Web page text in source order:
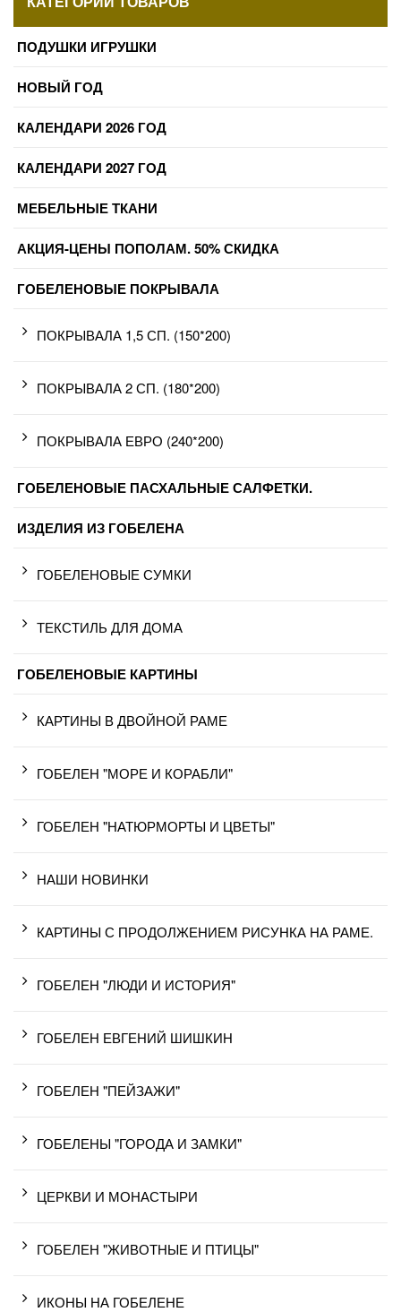
ПОДУШКИ ИГРУШКИ
НОВЫЙ ГОД
КАЛЕНДАРИ 2026 ГОД
КАЛЕНДАРИ 2027 ГОД
МЕБЕЛЬНЫЕ ТКАНИ
АКЦИЯ-ЦЕНЫ ПОПОЛАМ. 50% СКИДКА
ГОБЕЛЕНОВЫЕ ПОКРЫВАЛА
ПОКРЫВАЛА 1,5 СП. (150*200)
ПОКРЫВАЛА 2 СП. (180*200)
ПОКРЫВАЛА ЕВРО (240*200)
ГОБЕЛЕНОВЫЕ ПАСХАЛЬНЫЕ САЛФЕТКИ.
ИЗДЕЛИЯ ИЗ ГОБЕЛЕНА
ГОБЕЛЕНОВЫЕ СУМКИ
ТЕКСТИЛЬ ДЛЯ ДОМА
ГОБЕЛЕНОВЫЕ КАРТИНЫ
КАРТИНЫ В ДВОЙНОЙ РАМЕ
ГОБЕЛЕН "МОРЕ И КОРАБЛИ"
ГОБЕЛЕН "НАТЮРМОРТЫ И ЦВЕТЫ"
НАШИ НОВИНКИ
КАРТИНЫ С ПРОДОЛЖЕНИЕМ РИСУНКА НА РАМЕ.
ГОБЕЛЕН "ЛЮДИ И ИСТОРИЯ"
ГОБЕЛЕН ЕВГЕНИЙ ШИШКИН
ГОБЕЛЕН "ПЕЙЗАЖИ"
ГОБЕЛЕНЫ "ГОРОДА И ЗАМКИ"
ЦЕРКВИ И МОНАСТЫРИ
ГОБЕЛЕН "ЖИВОТНЫЕ И ПТИЦЫ"
ИКОНЫ НА ГОБЕЛЕНЕ